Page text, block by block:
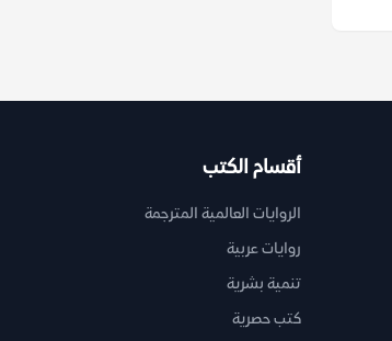
أقسام الكتب
الروايات العالمية المترجمة
روايات عربية
تنمية بشرية
كتب حصرية